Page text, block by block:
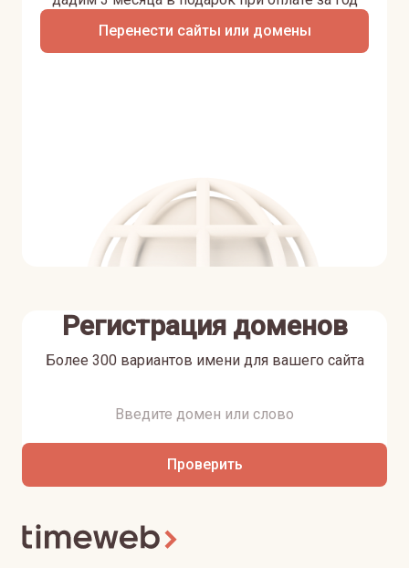
Перенести сайты или домены
Регистрация доменов
Более 300 вариантов имени для вашего сайта
Проверить